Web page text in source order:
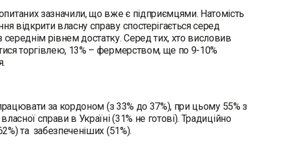
зазначили, що вже є підприємцями. Натомість
відкрити власну справу спостерігається серед
рівнем достатку. Серед тих, хто висловив
торгівлею, 13% – фермерством, ще по 9-10%
за кордоном (з 33% до 37%), при цьому 55% з
справи в Україні (31% не готові). Традиційно
та забезпеченіших (51%).